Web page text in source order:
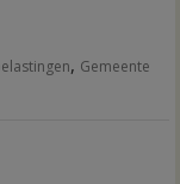
, Gemeente